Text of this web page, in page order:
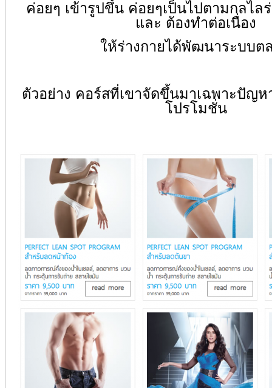
ค่อยๆ เข้ารูปขึ้น ค่อยๆเป็นไปตามกลไล
และ ต้องทำต่อเนื่อง
ให้ร่างกายได้พัฒนาระบบต
ตัวอย่าง คอร์สที่เขาจัดขึ้นมาเฉพาะปัญ
โปรโมชั่น